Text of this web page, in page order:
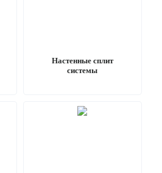
Настенные сплит
системы